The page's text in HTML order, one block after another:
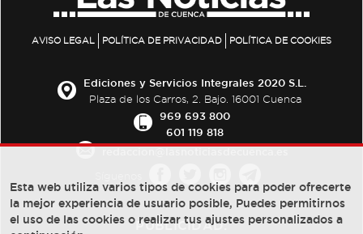
AVISO LEGAL POLÍTICA DE PRIVACIDAD POLÍTICA DE COOKIES
Ediciones y Servicios Integrales 2020 S.L.
Plaza de los Carros, 2. Bajo. 16001 Cuenca
969 693 800
601 119 818
PUBLICIDAD:
Esta web utiliza varios tipos de cookies para poder ofrecerte
la mejor experiencia de usuario posible, Puedes permitirnos
el uso de las cookies o realizar tus ajustes personalizados a